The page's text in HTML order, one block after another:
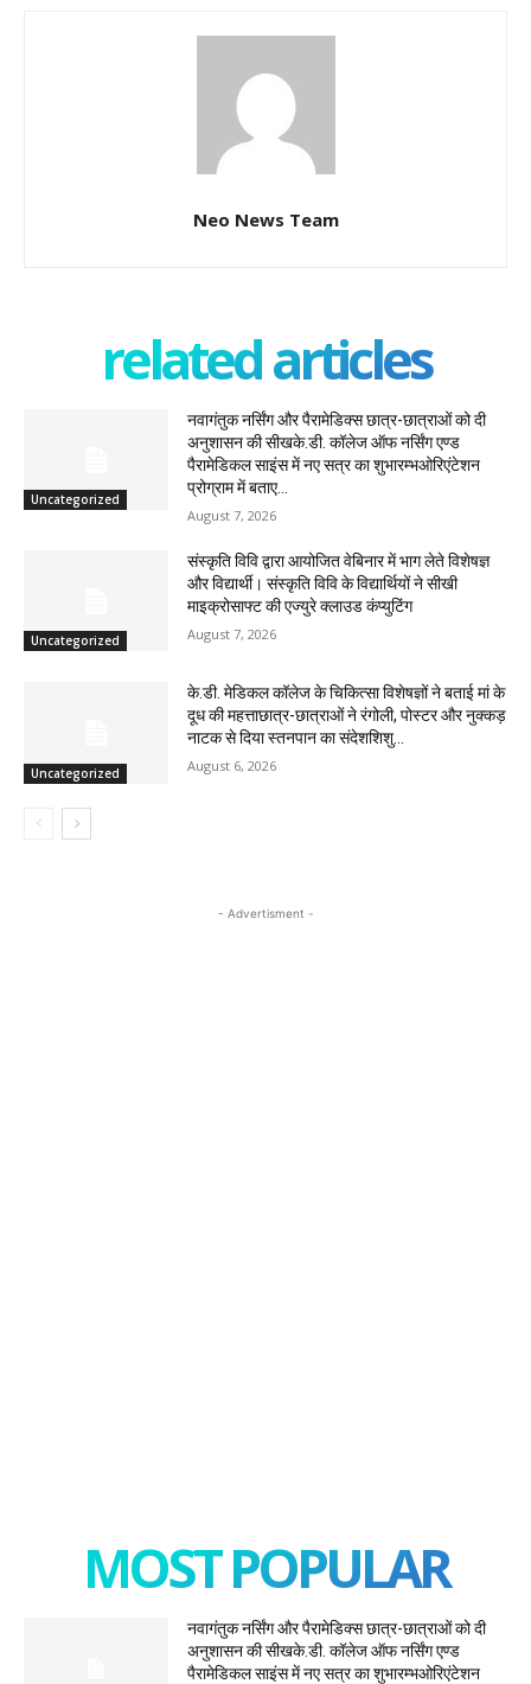
Neo News Team
related articles
Uncategorized
नवागंतुक नर्सिंग और पैरामेडिक्स छात्र-छात्राओं को दी
अनुशासन की सीखके.डी. कॉलेज ऑफ नर्सिंग एण्ड
पैरामेडिकल साइंस में नए सत्र का शुभारम्भओरिएंटेशन
प्रोग्राम में बताए...
August 7, 2026
Uncategorized
संस्कृति विवि द्वारा आयोजित वेबिनार में भाग लेते विशेषज्ञ
और विद्यार्थी। संस्कृति विवि के विद्यार्थियों ने सीखी
माइक्रोसाफ्ट की एज्युरे क्लाउड कंप्युटिंग
August 7, 2026
Uncategorized
के.डी. मेडिकल कॉलेज के चिकित्सा विशेषज्ञों ने बताई मां के
दूध की महत्ताछात्र-छात्राओं ने रंगोली, पोस्टर और नुक्कड़
नाटक से दिया स्तनपान का संदेशशिशु...
August 6, 2026
- Advertisment -
MOST POPULAR
नवागंतुक नर्सिंग और पैरामेडिक्स छात्र-छात्राओं को दी
अनुशासन की सीखके.डी. कॉलेज ऑफ नर्सिंग एण्ड
पैरामेडिकल साइंस में नए सत्र का शुभारम्भओरिएंटेशन